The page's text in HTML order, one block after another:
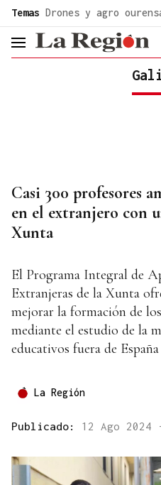
Temas Drones y agro
header.menu.open
Casi 300 profesores
en el extranjero con
Xunta
El Programa Integral de
Extranjeras de la Xunta
mejorar la formación de
mediante el estudio de la
educativos fuera de España
La Región
Publicado: 12 Ago 2024